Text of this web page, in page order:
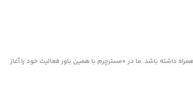
داشته باشد. ما در *مسترچرم با همین باور فعالیت خود را آغاز